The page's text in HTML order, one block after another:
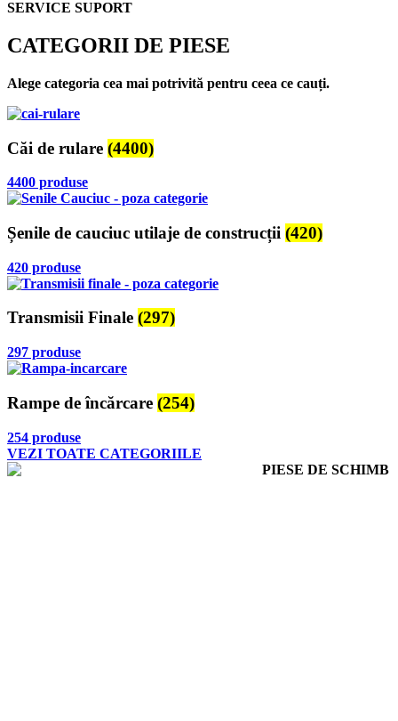
SERVICE SUPORT
CATEGORII DE PIESE
Alege categoria cea mai potrivită pentru ceea ce cauți.
Căi de rulare (4400)
4400 produse
Șenile de cauciuc utilaje de construcții (420)
420 produse
Transmisii Finale (297)
297 produse
Rampe de încărcare (254)
254 produse
VEZI TOATE CATEGORIILE